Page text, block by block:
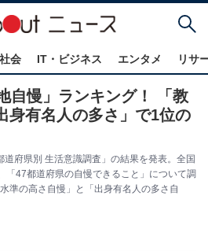
社会 IT・ビジネス エンタメ リサ
自慢」ランキング！ 「教
身有名人の多さ」で1位の
府県別 生活意識調査」の結果を発表。全国
47都道府県の自慢できること」について調
準の高さ自慢」と「出身有名人の多さ自